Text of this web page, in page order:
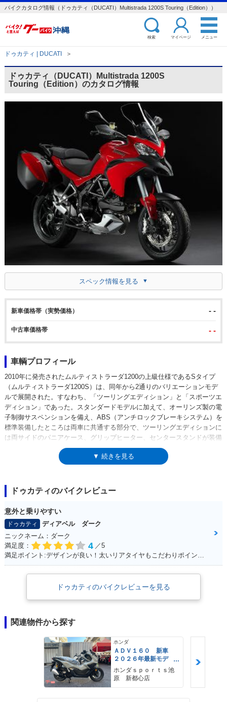
バイクカタログ情報（ドゥカティ（DUCATI）Multistrada 1200S Touring（Edition））
検索 マイページ メニュー
ドゥカティ | DUCATI ＞
ドゥカティ（DUCATI）Multistrada 1200S
Touring（Edition）のカタログ情報
スペック情報を見る
新車価格帯（実勢価格） - -
中古車価格帯 - -
車輌プロフィール
2010年に発売されたムルティストラーダ1200の上級仕様であるSタイプ
（ムルティストラーダ1200S）は、同年から2通りのバリエーションモデ
ルで展開された。すなわち、「ツーリングエディション」と「スポーツエ
ディション」であった。スタンダードモデルに加えて、オーリンズ製の電
子制御サスペンションを備え、ABS（アンチロックブレーキシステム）を
標準装備したところは両車に共通する部分で、ツーリングエディションに
は両サイドのパニアケース、グリップヒーター、センタースタンドが装備
された。2013年にムルティストラーダ1200がマイナーチェンジされたあ
と、「エディション」が取れて「1200Sツーリング」になり、ドゥカテ
もの。ムルティストラーダ（マルチストリート）という名称に相応しい装
置だった。マイナーチェンジ版は、2014年モデルまで設定された。
▼ 続きを見る
ドゥカティのバイクレビュー
意外と乗りやすい
ドゥカティ
ディアベル ダーク
ニックネーム：ダーク
満足度：
4 ／5
ドゥカティのバイクレビューを見る
関連物件から探す
ホンダ
ＡＤＶ１６０ 新車
２０２６年最新モデ
ル パールスモーキー
グレー スマートキ
ー ２９Ｌメットイ
ホンダｓｐｏｒｔｓ池
原 新都心店